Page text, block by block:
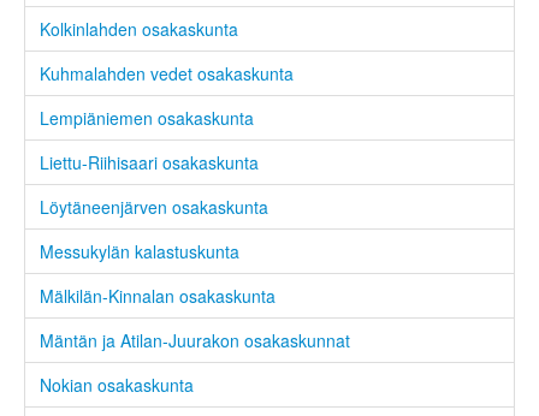
Kolkinlahden osakaskunta
Kuhmalahden vedet osakaskunta
Lempiäniemen osakaskunta
Liettu-Riihisaari osakaskunta
Löytäneenjärven osakaskunta
Messukylän kalastuskunta
Mälkilän-Kinnalan osakaskunta
Mäntän ja Atilan-Juurakon osakaskunnat
Nokian osakaskunta